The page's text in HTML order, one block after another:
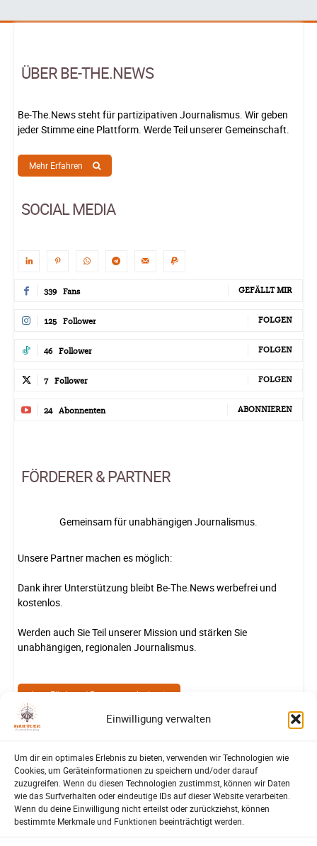
Einwilligung verwalten
Um dir ein optimales Erlebnis zu bieten, verwenden wir Technologien wie
Cookies, um Geräteinformationen zu speichern und/oder darauf
zuzugreifen. Wenn du diesen Technologien zustimmst, können wir Daten
wie das Surfverhalten oder eindeutige IDs auf dieser Website verarbeiten.
Wenn du deine Einwilligung nicht erteilst oder zurückziehst, können
bestimmte Merkmale und Funktionen beeinträchtigt werden.
ÜBER BE-THE.NEWS
Be-The.News steht für partizipativen Journalismus. Wir geben
jeder Stimme eine Plattform. Werde Teil unserer Gemeinschaft.
Mehr Erfahren
SOCIAL MEDIA
339 Fans GEFÄLLT MIR
125 Follower FOLGEN
46 Follower FOLGEN
7 Follower FOLGEN
24 Abonnenten ABONNIEREN
FÖRDERER & PARTNER
Gemeinsam für unabhängigen Journalismus.
Unsere Partner machen es möglich:
Dank ihrer Unterstützung bleibt Be-The.News werbefrei und
kostenlos.
Werden auch Sie Teil unserer Mission und stärken Sie
unabhängigen, regionalen Journalismus.
Jetzt Förderer / Partner werden!
MEISTGELESEN
Die Brasserie ist wieder da – und Lehrte freut sich riesig
LEHRTE Patrick Reinisch-Fahrland - 2. Oktober 2025